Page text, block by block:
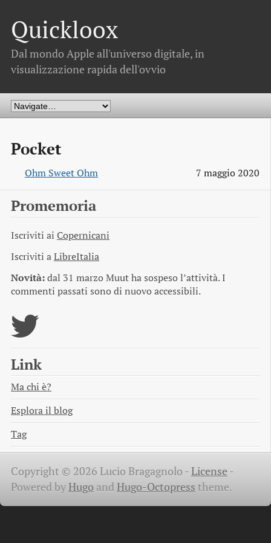
Quickloox
Dal mondo Apple all'universo digitale, in
visualizzazione rapida dell'ovvio
Pocket
Ohm Sweet Ohm 7 maggio 2020
Promemoria
Iscriviti ai Copernicani
Iscriviti aLibreItalia
Novità:dal 31 marzo Muut ha sospeso l’attività. I
commenti passati sono di nuovo accessibili.
Link
Ma chi è?
Esplora il blog
Tag
Copyright © 2026 Lucio Bragagnolo -License -
Powered byHugo and Hugo-Octopress theme.